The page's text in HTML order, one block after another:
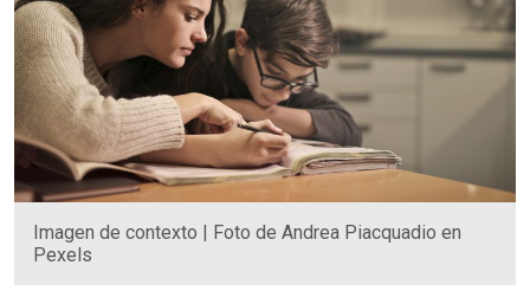
Imagen de contexto | Foto de Andrea Piacquadio en
Pexels